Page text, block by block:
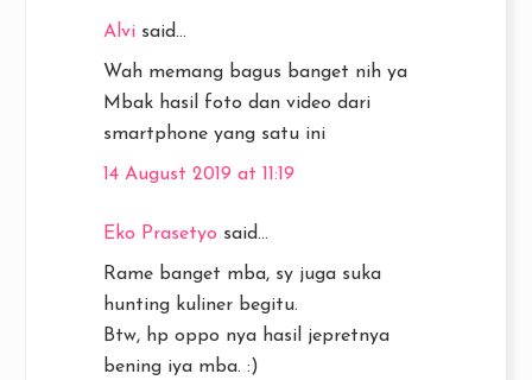
Alvi said...
Wah memang bagus banget nih ya
Mbak hasil foto dan video dari
smartphone yang satu ini
14 August 2019 at 11:19
Eko Prasetyo said...
Rame banget mba, sy juga suka
hunting kuliner begitu.
Btw, hp oppo nya hasil jepretnya
bening iya mba. :)